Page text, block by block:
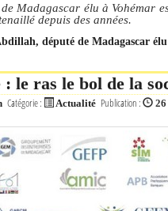
Madagascar élu à Vohémar
depuis des années.
député de Madagascar élu
le ras le bol de la
Catégorie : Actualité Publication :